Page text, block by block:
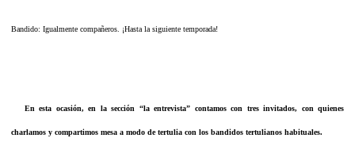
Bandido: Igualmente compañeros. ¡Hasta la siguiente temporada!
En esta ocasión, en la sección “la entrevista” contamos con tres invitados, con quienes
charlamos y compartimos mesa a modo de tertulia con los bandidos tertulianos habituales.